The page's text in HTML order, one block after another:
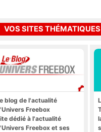
VOS SITES THÉMATIQUES
blog de l'actualité
Freebox
dédié à l'actualité
Freebox et ses